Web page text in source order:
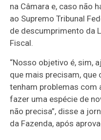
na Câmara e, caso não
ao Supremo Tribunal
de descumprimento da
Fiscal.
“Nosso objetivo é, sim,
que mais precisam, que
tenham problemas com
fazer uma espécie de
não precisa”, disse a
da Fazenda, após